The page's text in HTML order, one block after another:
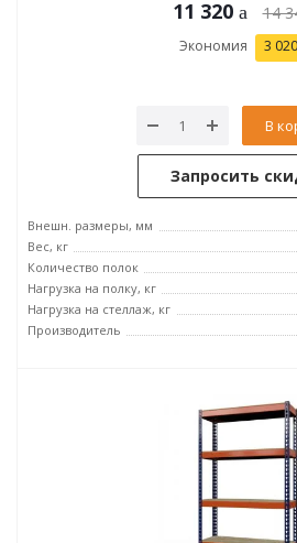
11 320 14
Экономия 3 020
В
Запросить
Внешн. размеры, мм
Вес, кг
Количество полок
Нагрузка на полку, кг
Нагрузка на стеллаж, кг
Производитель